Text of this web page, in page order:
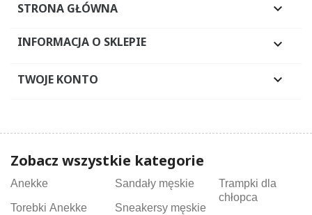
STRONA GŁÓWNA 
INFORMACJA O SKLEPIE 
TWOJE KONTO 
Zobacz wszystkie kategorie
Anekke
Torebki Anekke
Sandały męskie
Sneakersy męskie
Trampki dla
chłopca